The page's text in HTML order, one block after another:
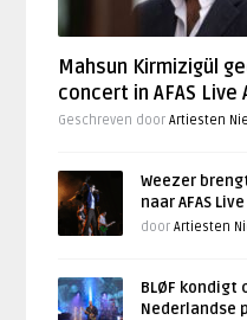
Mahsun Kirmizigül
concert in AFAS Live
Geschreven doorArtiesten
Weezer
naar AFAS
doorArtiesten
BLØF kondigt
Nederlandse